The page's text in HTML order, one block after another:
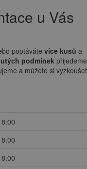
u Vás
poptáváte více kusů a
podmínek přijedeme
a můžete si vyzkoušet